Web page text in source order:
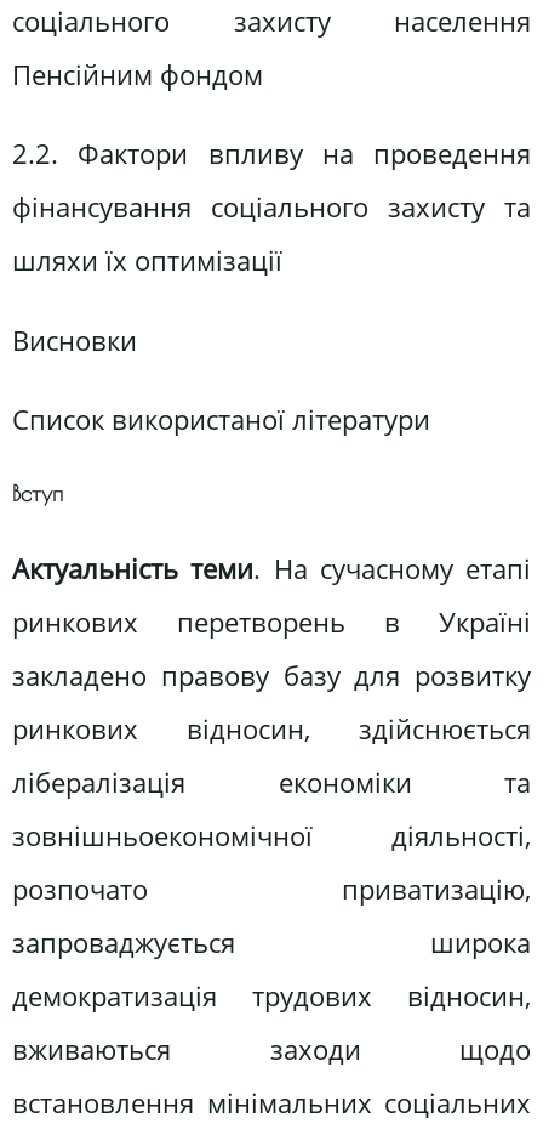
соціального захисту населення
Пенсійним фондом
2.2. Фактори впливу на проведення
фінансування соціального захисту та
шляхи їх оптимізації
Висновки
Список використаної літератури
Вступ
Актуальність теми. На сучасному етапі
ринкових перетворень в Україні
закладено правову базу для розвитку
ринкових відносин, здійснюється
лібералізація економіки та
зовнішньоекономічної діяльності,
розпочато приватизацію,
запроваджується широка
демократизація трудових відносин,
вживаються заходи щодо
встановлення мінімальних соціальних